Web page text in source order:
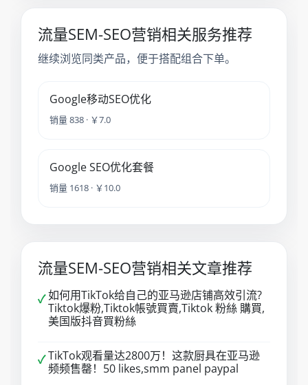
流量SEM-SEO营销相关服务推荐
继续浏览同类产品，便于搭配组合下单。
Google移动SEO优化
销量 838 · ￥7.0
Google SEO优化套餐
销量 1618 · ￥10.0
流量SEM-SEO营销相关文章推荐
✓如何用TikTok给自己的亚马逊店铺高效引流?
Tiktok爆粉,Tiktok帳號買賣,Tiktok 粉絲 購買,
美国版抖音買粉絲
✓TikTok观看量达2800万！这款厨具在亚马逊
频频售罄！50 likes,smm panel paypal